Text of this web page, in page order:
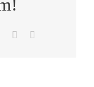
Pinterest